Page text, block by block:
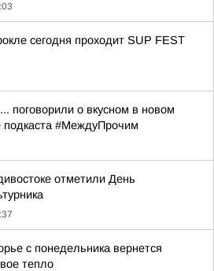
сегодня проходит SUP FEST
поговорили о вкусном в новом
подкаста #МеждуПрочим
отметили День
с понедельника вернется
тепло